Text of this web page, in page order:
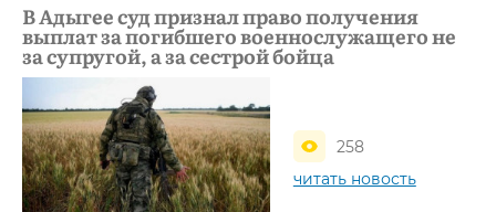
В Адыгее суд признал право получения
выплат за погибшего военнослужащего не
за супругой, а за сестрой бойца
258
читать новость